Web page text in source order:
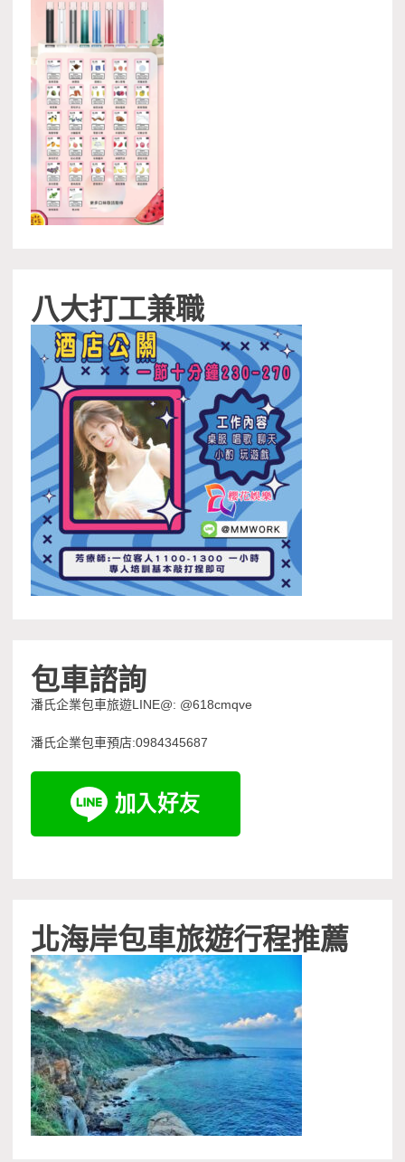
八大打工兼職
包車諮詢
潘氏企業包車旅遊LINE@: @618cmqve
潘氏企業包車預店:0984345687
北海岸包車旅遊行程推薦